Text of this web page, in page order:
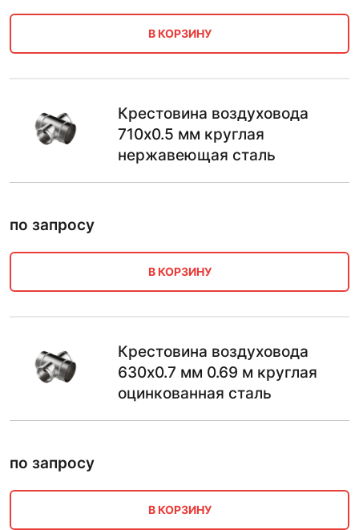
В КОРЗИНУ
Крестовина воздуховода
710х0.5 мм круглая
нержавеющая сталь
по запросу
В КОРЗИНУ
Крестовина воздуховода
630х0.7 мм 0.69 м круглая
оцинкованная сталь
по запросу
В КОРЗИНУ